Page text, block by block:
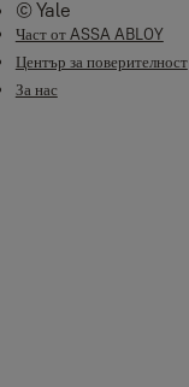
© Yale
Част от ASSA ABLOY
Център за поверителност
За нас